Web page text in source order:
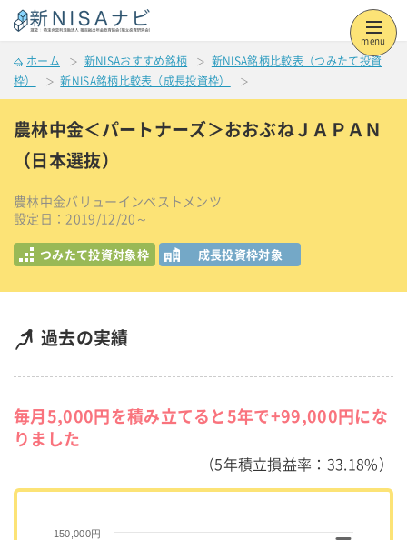
menu
ホーム 新NISAおすすめ銘柄
新NISA銘柄比較表（つみたて投資
枠）
新NISA銘柄比較表（成長投資枠）
農林中金＜パートナーズ＞おおぶねＪＡＰＡＮ
（日本選抜）
農林中金バリューインベストメンツ
設定日：2019/12/20～
つみたて投資対象枠 成長投資枠対象
過去の実績
毎月5,000円を積み立てると5年で+99,000円にな
りました
（5年積立損益率：33.18%）
150,000円